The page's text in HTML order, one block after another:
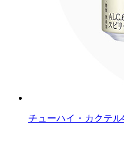
チューハイ・カクテ